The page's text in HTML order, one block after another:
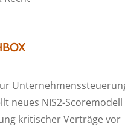
neues NIS2-Scoremodell
kritischer Verträge vor